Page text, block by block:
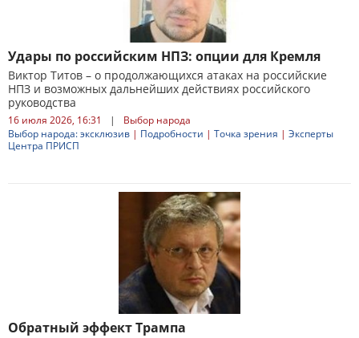
Удары по российским НПЗ: опции для Кремля
Виктор Титов – о продолжающихся атаках на российские
НПЗ и возможных дальнейших действиях российского
руководства
16 июля 2026, 16:31 |
Выбор народа
Выбор народа: эксклюзив | Подробности | Точка зрения | Эксперты
Центра ПРИСП
Обратный эффект Трампа